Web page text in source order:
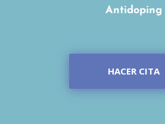
Antidoping
HACER CITA